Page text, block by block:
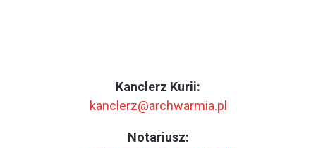
Kanclerz Kurii:
kanclerz@archwarmia.pl
Notariusz: